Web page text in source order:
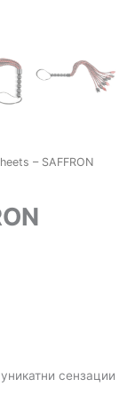
– SAFFRON
сензации